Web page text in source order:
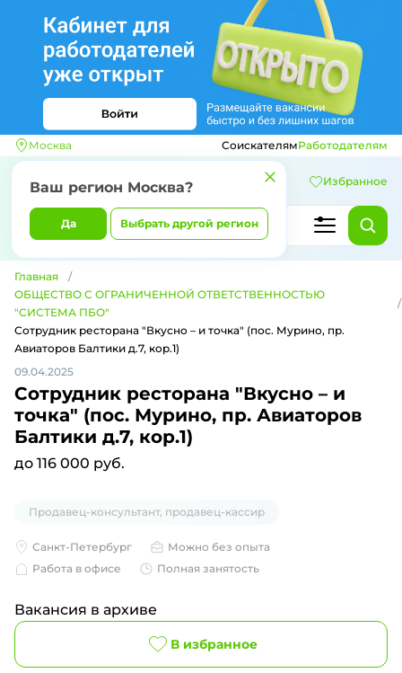
Москва
Ваш регион Москва?
Да Выбрать другой регион
СоискателямРаботодателям
Избранное
Главная
ОБЩЕСТВО С ОГРАНИЧЕННОЙ ОТВЕТСТВЕННОСТЬЮ
"СИСТЕМА ПБО"
Сотрудник ресторана "Вкусно – и точка" (пос. Мурино, пр.
Авиаторов Балтики д.7, кор.1)
09.04.2025
Сотрудник ресторана "Вкусно – и
точка" (пос. Мурино, пр. Авиаторов
Балтики д.7, кор.1)
до 116 000 руб.
Продавец-консультант, продавец-кассир
Санкт-Петербург
Можно без опыта
Работа в офисе
Полная занятость
Вакансия в архиве
В избранное